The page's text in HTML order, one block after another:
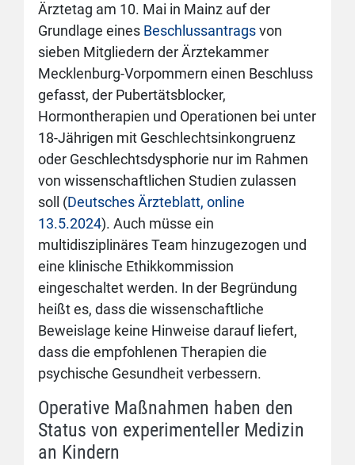
Ärztetag am 10. Mai in Mainz auf der
Grundlage eines Beschlussantragsvon
sieben Mitgliedern der Ärztekammer
Mecklenburg-Vorpommern einen Beschluss
gefasst, der Pubertätsblocker,
Hormontherapien und Operationen bei unter
18-Jährigen mit Geschlechtsinkongruenz
oder Geschlechtsdysphorie nur im Rahmen
von wissenschaftlichen Studien zulassen
soll (Deutsches Ärzteblatt, online
13.5.2024). Auch müsse ein
multidisziplinäres Team hinzugezogen und
eine klinische Ethikkommission
eingeschaltet werden. In der Begründung
heißt es, dass die wissenschaftliche
Beweislage keine Hinweise darauf liefert,
dass die empfohlenen Therapien die
psychische Gesundheit verbessern.
Operative Maßnahmen haben den
Status von experimenteller Medizin
an Kindern